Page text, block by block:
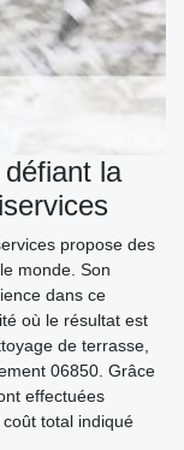
la
propose des
monde. Son
dans ce
où le résultat est
de terrasse,
06850. Grâce
effectuées
total indiqué